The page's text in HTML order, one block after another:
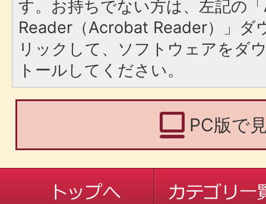
す。お持ちでない方は、左記の
Reader（Acrobat Reader）」ダ
リックして、ソフトウェアをダ
トールしてください。
PC版で